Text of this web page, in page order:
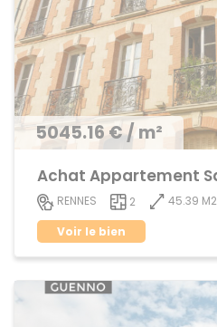
5045.16 € / m²
RENNES 2
45.39 M2
Voir le bien